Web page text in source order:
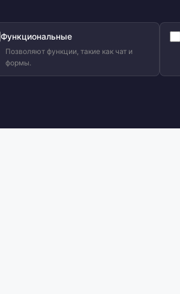
Функциональные
Позволяют функции, такие как чат и
формы.